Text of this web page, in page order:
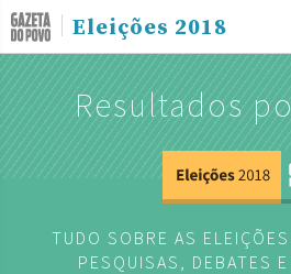
Eleições 2018
Resultados
TUDO SOBRE AS
PESQUISAS, DEBATES